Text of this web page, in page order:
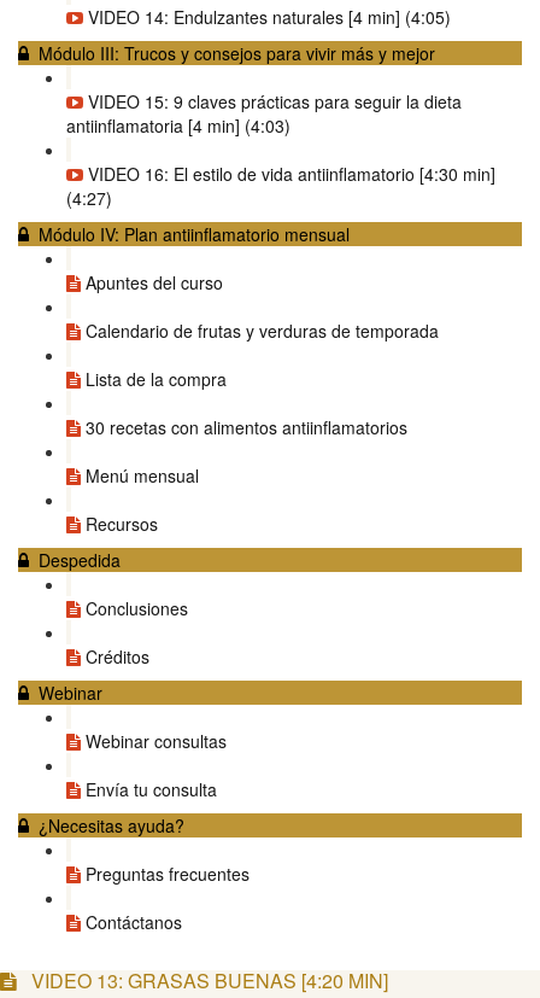
VIDEO 14: Endulzantes naturales [4 min] (4:05)
Módulo III: Trucos y consejos para vivir más y mejor
VIDEO 15: 9 claves prácticas para seguir la dieta
antiinflamatoria [4 min] (4:03)
VIDEO 16: El estilo de vida antiinflamatorio [4:30 min]
(4:27)
Módulo IV: Plan antiinflamatorio mensual
Apuntes del curso
Calendario de frutas y verduras de temporada
Lista de la compra
30 recetas con alimentos antiinflamatorios
Menú mensual
Recursos
Despedida
Conclusiones
Créditos
Webinar
Webinar consultas
Envía tu consulta
¿Necesitas ayuda?
Preguntas frecuentes
Contáctanos
VIDEO 13: GRASAS BUENAS [4:20 MIN]